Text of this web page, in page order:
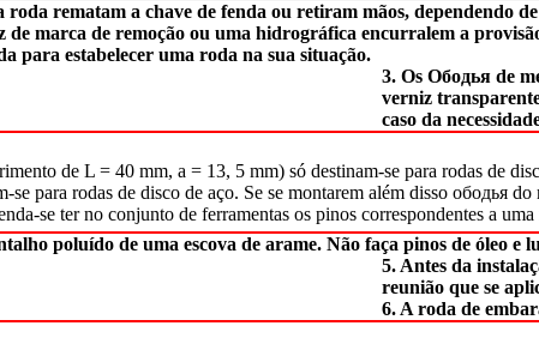
rematam a chave de fenda ou retiram mãos, dependendo
de marca de remoção ou uma hidrográfica encurralem a
para estabelecer uma roda na sua situação.
3. Os Ободья de
verniz
caso da
de L = 40 mm, a = 13, 5 mm) só destinam-se para rodas de
se para rodas de disco de aço. Se se montarem além disso ободья
se ter no conjunto de ferramentas os pinos correspondentes a uma
poluído de uma escova de arame. Não faça pinos de óleo e
5. Antes da
reunião que se
6. A roda de